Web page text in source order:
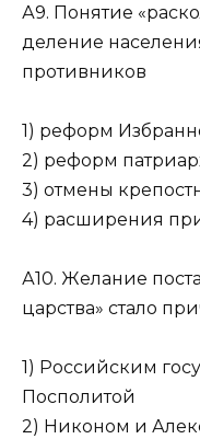
А9. Понятие
деление
противников
1) реформ
2) реформ
3) отмены
4) расширения
А10. Желание
царства» стало
1) Российским
Посполитой
2) Никоном и